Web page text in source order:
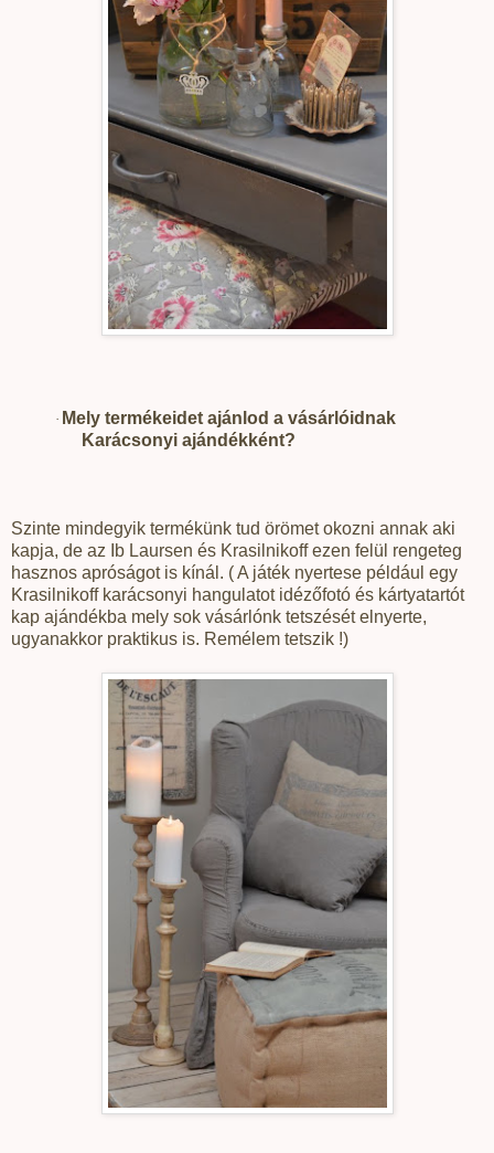
· Mely termékeidet ajánlod a vásárlóidnak
Karácsonyi ajándékként?
Szinte mindegyik termékünk tud örömet okozni annak aki
kapja, de az Ib Laursen és Krasilnikoff ezen felül rengeteg
hasznos apróságot is kínál. ( A játék nyertese például egy
Krasilnikoff karácsonyi hangulatot idézőfotó és kártyatartót
kap ajándékba mely sok vásárlónk tetszését elnyerte,
ugyanakkor praktikus is. Remélem tetszik !)